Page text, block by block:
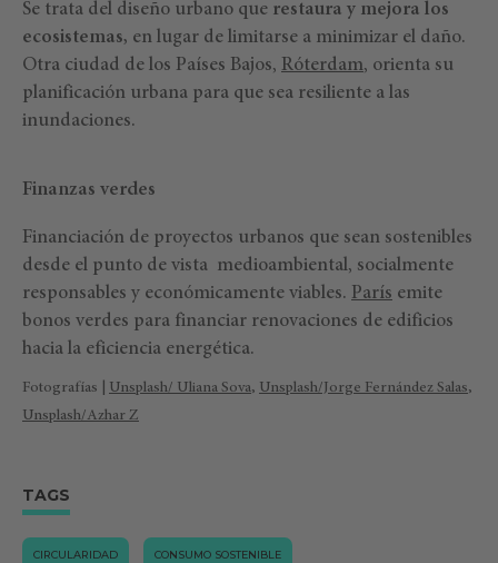
Se trata del diseño urbano que restaura y mejora los
ecosistemas, en lugar de limitarse a minimizar el daño.
Otra ciudad de los Países Bajos, Róterdam, orienta su
planificación urbana para que sea resiliente a las
inundaciones.
Finanzas verdes
Financiación de proyectos urbanos que sean sostenibles
desde el punto de vista medioambiental, socialmente
responsables y económicamente viables. París emite
bonos verdes para financiar renovaciones de edificios
hacia la eficiencia energética.
Fotografías | Unsplash/ Uliana Sova, Unsplash/Jorge Fernández Salas,
Unsplash/Azhar Z
TAGS
CIRCULARIDAD CONSUMO SOSTENIBLE